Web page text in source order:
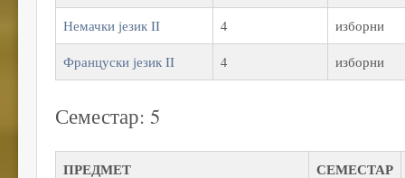
Немачки језик II
4
изборни
Француски језик II
4 изборни
Семестар: 5
ПРЕДМЕТ СЕМЕСТАР